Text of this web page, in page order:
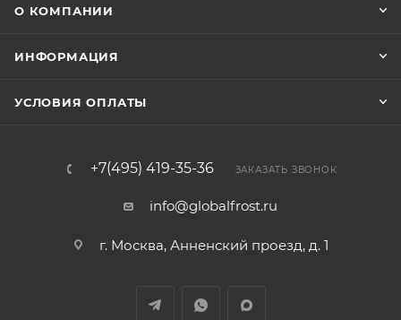
О КОМПАНИИ
ИНФОРМАЦИЯ
УСЛОВИЯ ОПЛАТЫ
+7(495) 419-35-36 ЗАКАЗАТЬ ЗВОНОК
info@globalfrost.ru
г. Москва, Анненский проезд, д. 1